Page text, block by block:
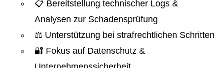
📋 Bereitstellung technischer Logs &
Analysen zur Schadensprüfung
⚖️ Unterstützung bei strafrechtlichen Schritten
🔐 Fokus auf Datenschutz &